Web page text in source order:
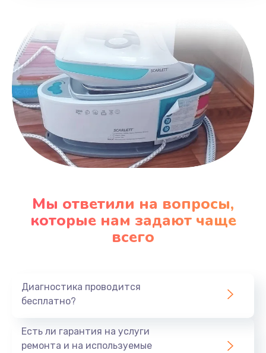
Замена вентилятора
970 руб.
Заказать
Замена таймера
1170 руб.
Заказать
1210 руб.
Заказать
Заказать
1190 руб.
Мы ответили на вопросы,
которые нам задают чаще
всего
Диагностика проводится
бесплатно?
Есть ли гарантия на услуги
ремонта и на используемые